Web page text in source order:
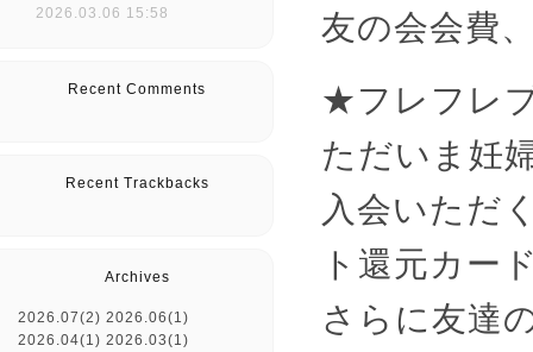
友の会会費
★フレフレ
ただいま妊
入会いただ
ト還元カー
さらに友達
2026.03.06 15:58
Recent Comments
Recent Trackbacks
Archives
2026.07(2) 2026.06(1)
2026.04(1) 2026.03(1)